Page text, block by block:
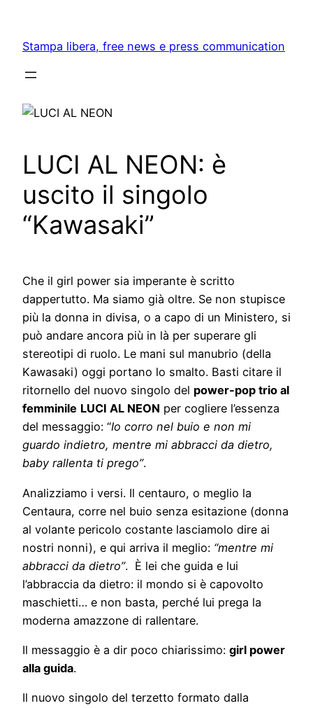
content
Stampa libera, free news e press communication
LUCI AL NEON: è
uscito il singolo
“Kawasaki”
Che il girl power sia imperante è scritto
dappertutto. Ma siamo già oltre. Se non stupisce
più la donna in divisa, o a capo di un Ministero, si
può andare ancora più in là per superare gli
stereotipi di ruolo. Le mani sul manubrio (della
Kawasaki) oggi portano lo smalto. Basti citare il
ritornello del nuovo singolo del power-pop trio al
femminile LUCI AL NEON per cogliere l’essenza
del messaggio: “Io corro nel buio e non mi
guardo indietro, mentre mi abbracci da dietro,
baby rallenta ti prego”.
Analizziamo i versi. Il centauro, o meglio la
Centaura, corre nel buio senza esitazione (donna
al volante pericolo costante lasciamolo dire ai
nostri nonni), e qui arriva il meglio: “mentre mi
abbracci da dietro”. È lei che guida e lui
l’abbraccia da dietro: il mondo si è capovolto
maschietti… e non basta, perché lui prega la
moderna amazzone di rallentare.
Il messaggio è a dir poco chiarissimo: girl power
alla guida.
Il nuovo singolo del terzetto formato dalla